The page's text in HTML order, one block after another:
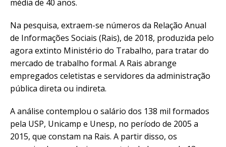
média de 40 anos.
Na pesquisa, extraem-se números da Relação Anual
de Informações Sociais (Rais), de 2018, produzida pelo
agora extinto Ministério do Trabalho, para tratar do
mercado de trabalho formal. A Rais abrange
empregados celetistas e servidores da administração
pública direta ou indireta.
A análise contemplou o salário dos 138 mil formados
pela USP, Unicamp e Unesp, no período de 2005 a
2015, que constam na Rais. A partir disso, os